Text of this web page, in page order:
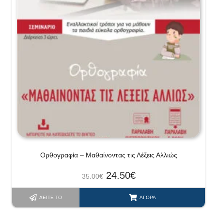
Ορθογραφία – Μαθαίνοντας τις Λέξεις Αλλιώς
35.00€ 24.50€
ΔΕΊΤΕ ΤΟ ΑΓΟΡΆ